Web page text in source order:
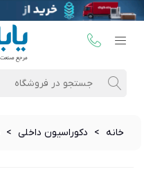
خانه > دکوراسیون داخلی >